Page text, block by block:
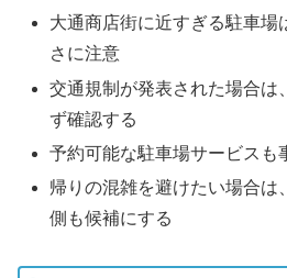
大通商店街に近すぎる駐車場
さに注意
交通規制が発表された場合は
ず確認する
予約可能な駐車場サービスも
帰りの混雑を避けたい場合は
側も候補にする